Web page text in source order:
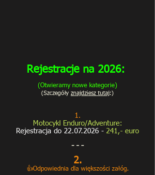
Rejestracje na 2026:
(Otwieramy nowe kategorie)
(Szczegóły znajdziesz tutaj:)
1.
Motocykl Enduro/Adventure:
Rejestracja do 22.07.2026 - 241,- euro
- - -
2.
👍Odpowiednia dla większości załóg.